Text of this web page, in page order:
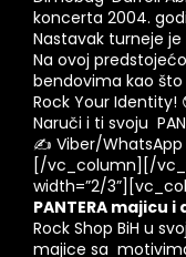
koncerta 2004.
Nastavak turneje
Na ovoj
bendovima kao što
Rock Your Identity!
Naruči i ti svoju
✍️ Viber/
[/vc_column][/
width=”2/
PANTERA majicu
Rock Shop BiH u
majice sa